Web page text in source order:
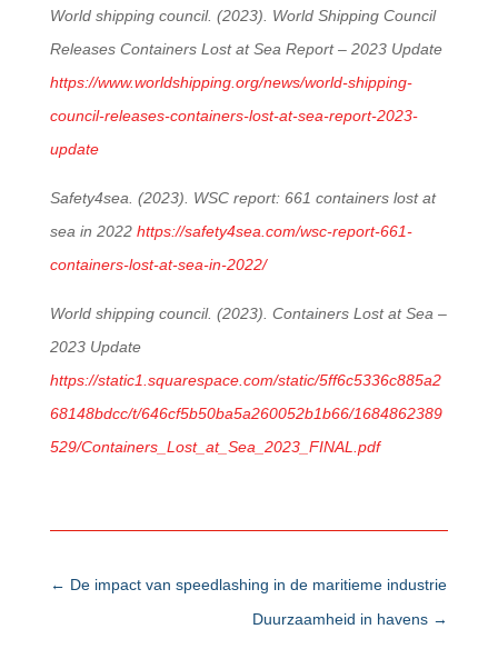
World shipping council. (2023). World Shipping Council
Releases Containers Lost at Sea Report – 2023 Update
https://www.worldshipping.org/news/world-shipping-
council-releases-containers-lost-at-sea-report-2023-
update
Safety4sea. (2023). WSC report: 661 containers lost at
sea in 2022 https://safety4sea.com/wsc-report-661-
containers-lost-at-sea-in-2022/
World shipping council. (2023). Containers Lost at Sea –
2023 Update
https://static1.squarespace.com/static/5ff6c5336c885a2
68148bdcc/t/646cf5b50ba5a260052b1b66/1684862389
529/Containers_Lost_at_Sea_2023_FINAL.pdf
← De impact van speedlashing in de maritieme industrie
Duurzaamheid in havens →